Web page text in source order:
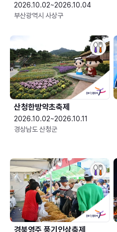
2026.10.02~2026.10.04
부산광역시 사상구
산청한방약초축제
2026.10.02~2026.10.11
경상남도 산청군
경북영주 풍기인삼축제